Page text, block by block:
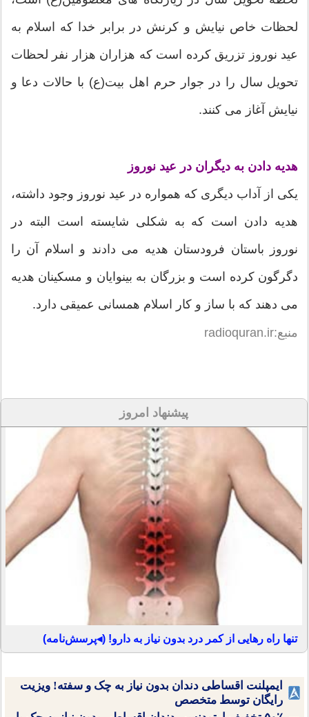
لحظات خاص نیایش و کرنش در برابر خدا که اسلام به
عید نوروز تزریق کرده است که هزاران هزار نفر لحظات
تحویل سال را در جوار حرم اهل بیت‌(ع) با حالات دعا و
نیایش آغاز می کنند.
هدیه دادن به دیگران در عید نوروز
یکی از آداب دیگری که همواره در عید نوروز وجود داشته،
هدیه دادن است که به شکلی شایسته است البته در
نوروز باستان فرودستان هدیه می دادند و اسلام آن را
دگرگون کرده است و بزرگان به بینوایان و مسکینان هدیه
می دهند که با ساز و کار اسلام همسانی عمیقی دارد.
منبع:radioquran.ir
پیشنهاد امروز
تنها راه رهایی از کمر درد بدون نیاز به دارو! (◂پرسش‌نامه)
ایمپلنت اقساطی دندان بدون نیاز به چک و سفته! ویزیت
رایگان توسط متخصص